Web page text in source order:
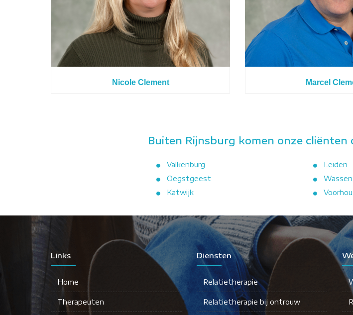
Nicole Clement Marcel
Buiten Rijnsburg komen onze
Valkenburg
Oegstgeest
Katwijk
Leiden
Links
Home
Therapeuten
Diensten
Relatietherapie
Relatietherapie bij ontrouw